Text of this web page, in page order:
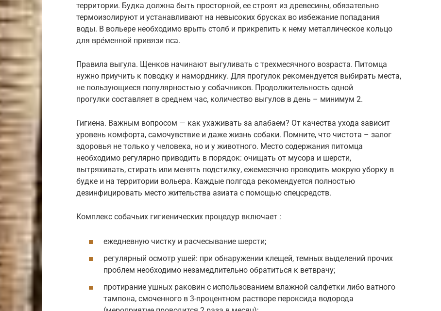
территории. Будка должна быть просторной, ее строят из древесины, обязательно
термоизолируют и устанавливают на невысоких брусках во избежание попадания
воды. В вольере необходимо врыть столб и прикрепить к нему металлическое кольцо
для вре́менной привязи пса.
Правила выгула. Щенков начинают выгуливать с трехмесячного возраста. Питомца
нужно приучить к поводку и наморднику. Для прогулок рекомендуется выбирать места,
не пользующиеся популярностью у собачников. Продолжительность одной
прогулки составляет в среднем час, количество выгулов в день – минимум 2.
Гигиена. Важным вопросом — как ухаживать за алабаем? От качества ухода зависит
уровень комфорта, самочувствие и даже жизнь собаки. Помните, что чистота – залог
здоровья не только у человека, но и у животного. Место содержания питомца
необходимо регулярно приводить в порядок: очищать от мусора и шерсти,
вытряхивать, стирать или менять подстилку, ежемесячно проводить мокрую уборку в
будке и на территории вольера. Каждые полгода рекомендуется полностью
дезинфицировать место жительства азиата с помощью спецсредств.
Комплекс собачьих гигиенических процедур включает :
ежедневную чистку и расчесывание шерсти;
регулярный осмотр ушей: при обнаружении клещей, темных выделений прочих
проблем необходимо незамедлительно обратиться к ветврачу;
протирание ушных раковин с использованием влажной салфетки либо ватного
тампона, смоченного в 3-процентном растворе пероксида водорода